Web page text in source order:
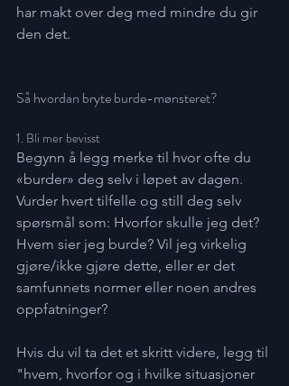
har makt over deg med mindre du gir
den det.
Så hvordan bryte burde-mønsteret?
1. Bli mer bevisst
Begynn å legg merke til hvor ofte du
«burder» deg selv i løpet av dagen.
Vurder hvert tilfelle og still deg selv
spørsmål som: Hvorfor skulle jeg det?
Hvem sier jeg burde? Vil jeg virkelig
gjøre/ikke gjøre dette, eller er det
samfunnets normer eller noen andres
oppfatninger?
Hvis du vil ta det et skritt videre, legg til
"hvem, hvorfor og i hvilke situasjoner